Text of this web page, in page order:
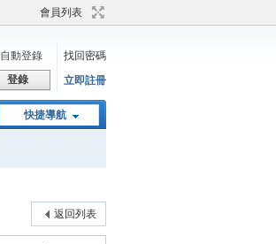
會員列表
自動登錄
找回密碼
登錄 立即註冊
快捷導航
返回列表